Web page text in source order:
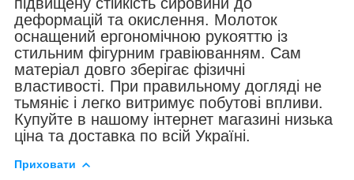
деформацій та окислення. Молоток
оснащений ергономічною рукояттю із
стильним фігурним гравіюванням. Сам
матеріал довго зберігає фізичні
властивості. При правильному догляді не
тьмяніє і легко витримує побутові впливи.
Купуйте в нашому інтернет магазині низька
ціна та доставка по всій Україні.
Приховати